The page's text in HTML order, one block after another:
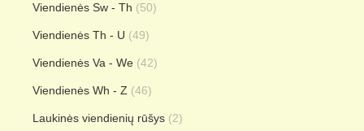
Viendienės Sw - Th (50)
Viendienės Th - U (49)
Viendienės Va - We (42)
Viendienės Wh - Z (46)
Laukinės viendienių rūšys (2)